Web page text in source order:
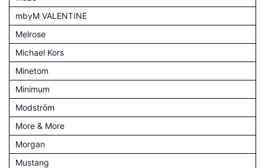
mbyM VALENTINE
Melrose
Michael Kors
Minetom
Minimum
Modström
More & More
Morgan
Mustang